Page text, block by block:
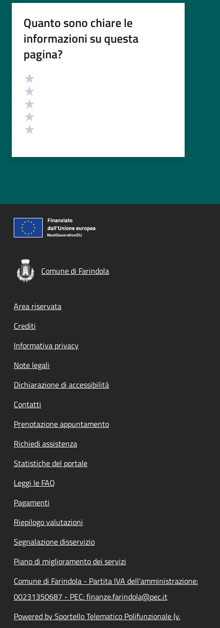
Quanto sono chiare le
informazioni su questa
pagina?
Valutazione
Comune di Farindola
Footer menu
Area riservata
Crediti
Informativa privacy
Note legali
Dichiarazione di accessibilità
Contatti
Prenotazione appuntamento
Richiedi assistenza
Statistiche del portale
Leggi le FAQ
Pagamenti
Riepilogo valutazioni
Segnalazione disservizio
Piano di miglioramento dei servizi
Comune di Farindola - Partita IVA dell'amministrazione:
00231350687 - PEC: finanze.farindola@pec.it
Powered by Sportello Telematico Polifunzionale (v.